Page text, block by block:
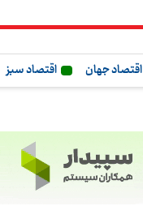
اقتصاد جهان اقتصاد سبز